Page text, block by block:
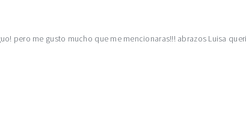
pero me gusto mucho que me mencionaras!!! abrazos Luisa